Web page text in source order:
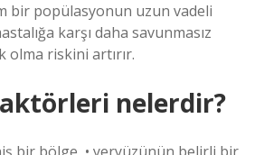
bir popülasyonun uzun vadeli
karşı daha savunmasız
olma riskini artırır.
nelerdir?